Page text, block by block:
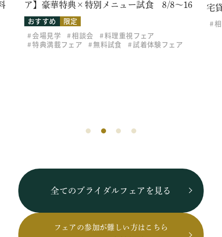
ア】豪華特典×特別メニュー試食 8/8～16
おすすめ
限定
会場見学
相談会
料理重視フェア
特典満載フェア
無料試食 試着体験フェア
宅
全てのブライダルフェアを見る
フェアの参加が難しい方はこちら